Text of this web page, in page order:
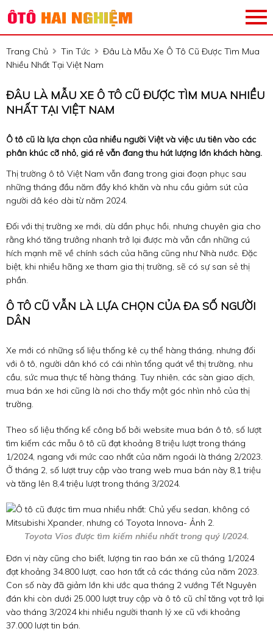
Trang Chủ Tin Tức
Đâu Là Mẫu Xe Ô Tô Cũ Được Tìm Mua
Nhiều Nhất Tại Việt Nam
ĐÂU LÀ MẪU XE Ô TÔ CŨ ĐƯỢC TÌM MUA NHIỀU
NHẤT TẠI VIỆT NAM
Ô tô cũ là lựa chọn của nhiều người Việt và việc ưu tiên vào các
phân khúc cỡ nhỏ, giá rẻ vẫn đang thu hút lượng lớn khách hàng.
Thị trường ô tô Việt Nam vẫn đang trong giai đoạn phục sau
những tháng đầu năm đầy khó khăn và nhu cầu giảm sút của
người dâ kéo dài từ năm 2024.
Đối với thị trường xe mới, dù dần phục hồi, nhưng chuyên gia cho
rằng khó tăng trưởng nhanh trở lại được mà vẫn cần những cú
hích mạnh mẽ về chính sách của hãng cũng như Nhà nước. Đặc
biệt, khi nhiều hãng xe tham gia thị trường, sẽ có sự san sẻ thị
phần.
Ô TÔ CŨ VẪN LÀ LỰA CHỌN CỦA ĐA SỐ NGƯỜI
DÂN
Xe mới có những số liệu thống kê cụ thể hàng tháng, nhưng đối
với ô tô, người dân khó có cái nhìn tổng quát về thị trường, nhu
cầu, sức mua thực tế hàng tháng. Tuy nhiên, các sàn giao dịch,
mua bán xe hơi cũng là nơi cho thấy một góc nhìn nhỏ của thị
trường.
Theo số liệu thống kế công bố bởi website mua bán ô tô, số lượt
tìm kiếm các mẫu ô tô cũ đạt khoảng 8 triệu lượt trong tháng
1/2024, ngang với mức cao nhất của năm ngoái là tháng 2/2023.
Ở tháng 2, số lượt truy cập vào trang web mua bán này 8,1 triệu
và tăng lên 8,4 triệu lượt trong tháng 3/2024.
Toyota Vios được tìm kiếm nhiều nhất trong quý I/2024.
Đơn vị này cũng cho biết, lượng tin rao bán xe cũ tháng 1/2024
đạt khoảng 34.800 lượt, cao hơn tất cả các tháng của năm 2023.
Con số này đã giảm lớn khi ước qua tháng 2 vướng Tết Nguyên
đán khi còn dưới 25.000 lượt truy cập và ô tô cũ chỉ tăng vọt trở lại
vào tháng 3/2024 khi nhiều người thanh lý xe cũ với khoảng
37.000 lượt tin bán.